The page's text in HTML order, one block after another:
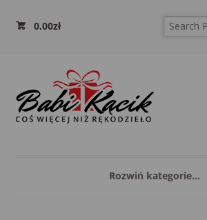
0.00zł
Rozwiń kategorie...